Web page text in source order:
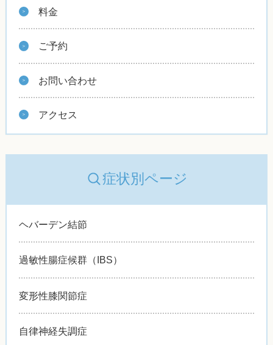
料金
ご予約
お問い合わせ
アクセス
症状別ページ
ヘバーデン結節
過敏性腸症候群（IBS）
変形性膝関節症
自律神経失調症